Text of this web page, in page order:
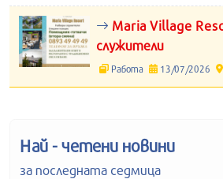
Maria Village
служители
Работа 13/07/2026
Най - четени новини
за последната седмица